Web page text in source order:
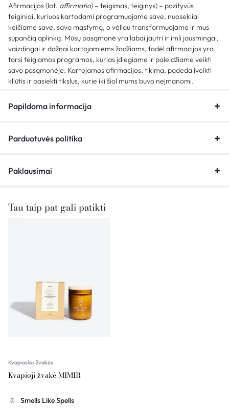
Afirmacijos (lot. affirmatio) – teigimas, teiginys) – pozityvūs
teiginiai, kuriuos kartodami programuojame save, nuosekliai
keičiame save, savo mąstymą, o vėliau transformuojame ir mus
supančią aplinką. Mūsų pasąmonė yra labai jautri ir imli jausmingai,
vaizdingai ir dažnai kartojamiems žodžiams, todėl afirmacijos yra
tarsi teigiamos programos, kurias įdiegiame ir paleidžiame veikti
savo pasąmonėje. Kartojamos afirmacijos, tikima, padeda įveikti
kliūtis ir pasiekti tikslus, kurie iki šiol mums buvo neįmanomi.
Papildoma informacija
Parduotuvės politika
Paklausimai
Tau taip pat gali patikti
Kvapiosios žvakės
Kvapioji žvakė MIMIR
Smells Like Spells